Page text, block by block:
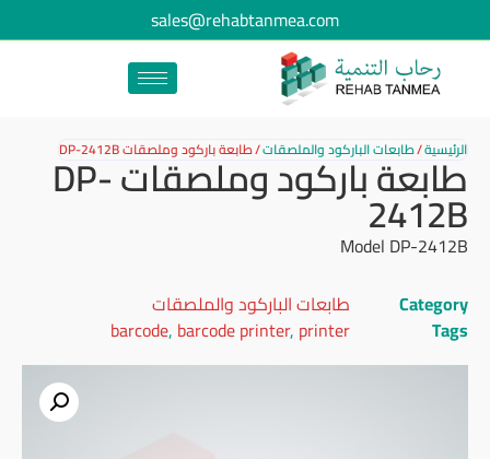
sales@rehabtanmea.com
الرئيسية/طابعات الباركود والملصقات/طابعة باركود وملصقات DP-2412B طابعة باركود وملصقات DP-
2412B
Model DP-2412B
Category
طابعات الباركود والملصقات
Tags
barcode, barcode printer, printer